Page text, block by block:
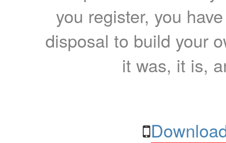
you register, you
disposal to build your
it was, it is,